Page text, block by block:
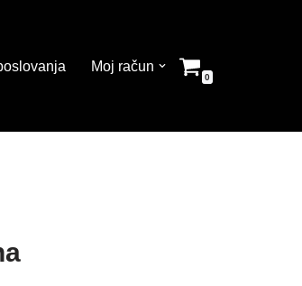
Moj račun
0